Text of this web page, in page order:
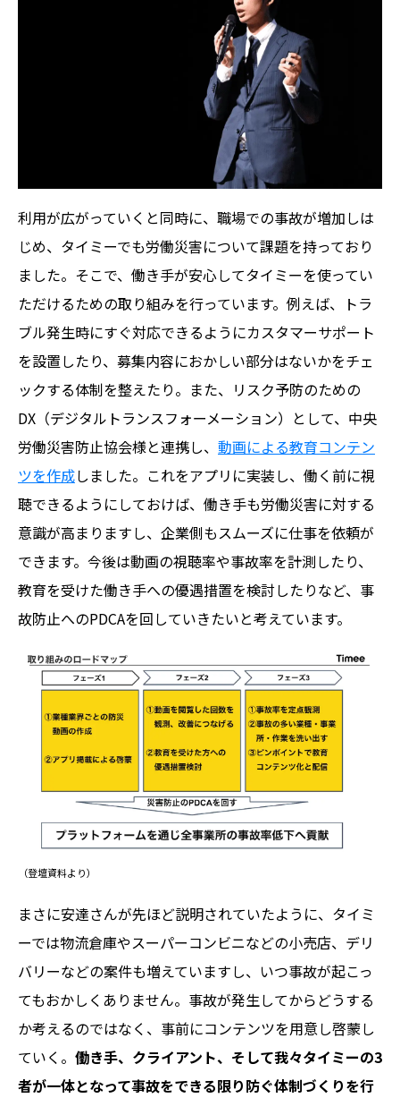
利用が広がっていくと同時に、職場での事故が増加しは
じめ、タイミーでも労働災害について課題を持っており
ました。そこで、働き手が安心してタイミーを使ってい
ただけるための取り組みを行っています。例えば、トラ
ブル発生時にすぐ対応できるようにカスタマーサポート
を設置したり、募集内容におかしい部分はないかをチェ
ックする体制を整えたり。また、リスク予防のための
DX（デジタルトランスフォーメーション）として、中央
労働災害防止協会様と連携し、 動画による教育コンテン
ツを作成しました。これをアプリに実装し、働く前に視
聴できるようにしておけば、働き手も労働災害に対する
意識が高まりますし、企業側もスムーズに仕事を依頼が
できます。今後は動画の視聴率や事故率を計測したり、
教育を受けた働き手への優遇措置を検討したりなど、事
故防止へのPDCAを回していきたいと考えています。
（登壇資料より）
まさに安達さんが先ほど説明されていたように、タイミ
ーでは物流倉庫やスーパーコンビニなどの小売店、デリ
バリーなどの案件も増えていますし、いつ事故が起こっ
てもおかしくありません。事故が発生してからどうする
か考えるのではなく、事前にコンテンツを用意し啓蒙し
ていく。 働き手、クライアント、そして我々タイミーの3
者が一体となって事故をできる限り防ぐ体制づくりを行